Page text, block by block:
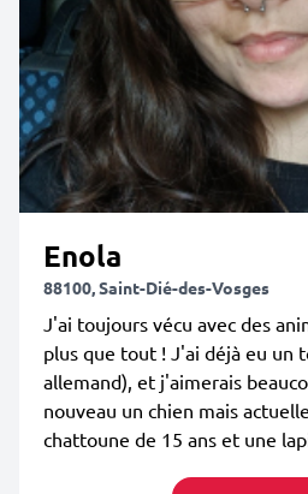
Enola
88100, Saint-Dié-des-Vosges
J'ai toujours vécu avec des
plus que tout ! J'ai déjà eu un
allemand), et j'aimerais
nouveau un chien mais
chattoune de 15 ans et une